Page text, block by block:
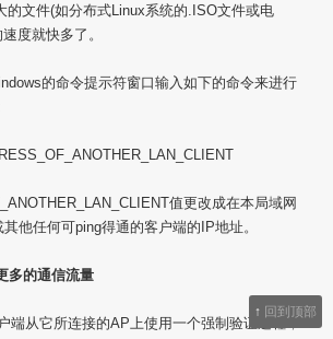
的文件(如分布式Linux系统的.ISO文件或电
度就快多了。
的命令提示符窗口输入如下的命令来进行
值更改成在本局域网
他任何可ping得通的客户端的IP地址。
多的通信流量
端从它所连接的AP上使用一个强制验证过程，
↑ 回到顶部